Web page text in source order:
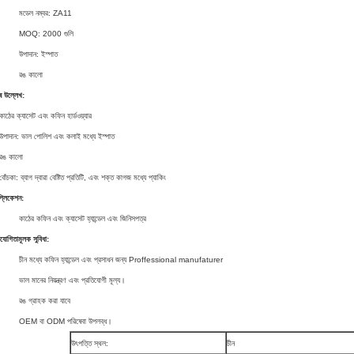
মডেল নম্বর: ZA11
MOQ: 2000 গুলি
উপাদান: ইস্পাত
রঙ কালো
উল্লেখ:
কাঠের ক্যাসেট এবং কফিন হার্ডওয়্যার
উপাদান: ভাল পোলিশ এবং কলাই মধ্যে ইস্পাত
রঙ কালো
বোঁচকা: ব্যাগ দ্বারা বেষ্টিত প্রতিটি, এবং শক্ত কাগজ মধ্যে প্যাকিং
কাঠের কফিন এবং ক্যাসেট হ্যান্ডেল এবং জিনিসপত্র
সুবিধা:
চীন মধ্যে কফিন হ্যান্ডেল এবং প্রসাধন জন্য Proffessional manufaturer
ভাল মানের নিয়ন্ত্রণ এবং প্রতিযোগী মূল্য।
রঙ গ্রাহক করা যাবে
OEM বা ODM পরিষেবা উপলব্ধ।
উৎপত্তি স্থল: চীন